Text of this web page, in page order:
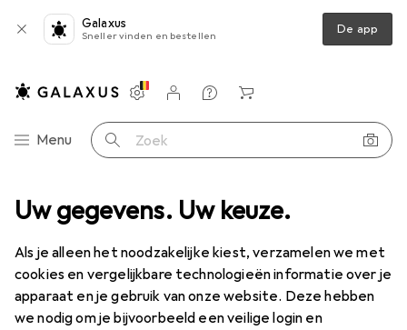
Uw gegevens. Uw keuze.
Als je alleen het noodzakelijke kiest, verzamelen we met
cookies en vergelijkbare technologieën informatie over je
apparaat en je gebruik van onze website. Deze hebben
we nodig om je bijvoorbeeld een veilige login en
Galaxus
Sneller vinden en bestellen De app
Categorie navigatie
Menu Zoek op
Instellingen
Klantenaccount
Produktvergelijking
Verlanglijstje
Winkelmandje
Tuin Tuingereedschap Accessoires voor tuingereedschap
Accessoires voor
tuingereedschap